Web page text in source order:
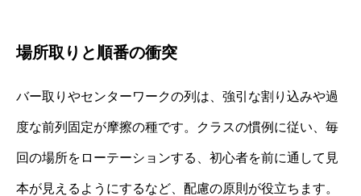
場所取りと順番の衝突
バー取りやセンターワークの列は、強引な割り込みや過
度な前列固定が摩擦の種です。クラスの慣例に従い、毎
回の場所をローテーションする、初心者を前に通して見
本が見えるようにするなど、配慮の原則が役立ちます。